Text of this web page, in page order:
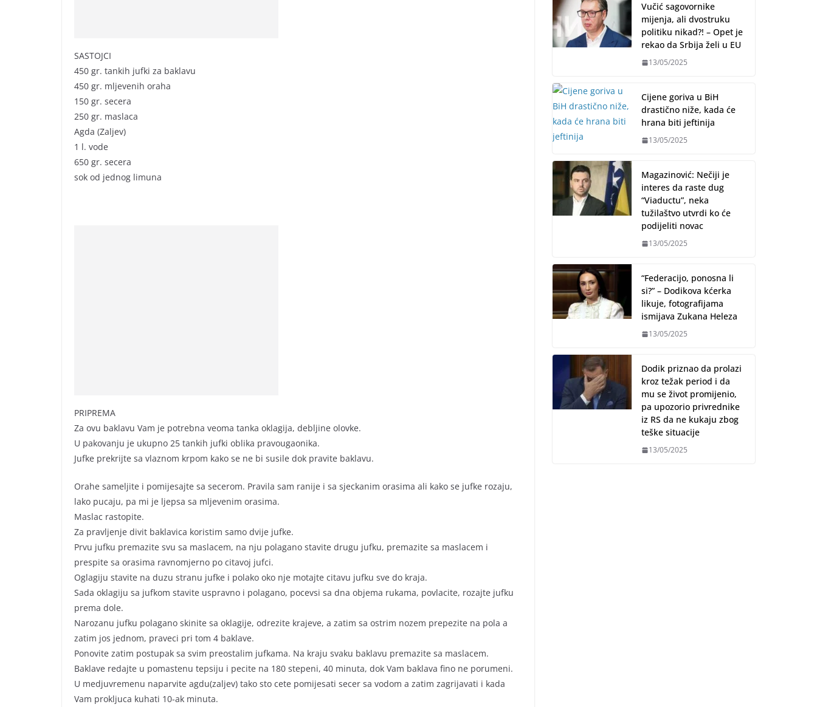
SASTOJCI
450 gr. tankih jufki za baklavu
450 gr. mljevenih oraha
150 gr. secera
250 gr. maslaca
Agda (Zaljev)
1 l. vode
650 gr. secera
sok od jednog limuna
PRIPREMA
Za ovu baklavu Vam je potrebna veoma tanka oklagija, debljine olovke.
U pakovanju je ukupno 25 tankih jufki oblika pravougaonika.
Jufke prekrijte sa vlaznom krpom kako se ne bi susile dok pravite baklavu.
Orahe sameljite i pomijesajte sa secerom. Pravila sam ranije i sa sjeckanim orasima ali kako se jufke rozaju,
lako pucaju, pa mi je ljepsa sa mljevenim orasima.
Maslac rastopite.
Za pravljenje divit baklavica koristim samo dvije jufke.
Prvu jufku premazite svu sa maslacem, na nju polagano stavite drugu jufku, premazite sa maslacem i
prespite sa orasima ravnomjerno po citavoj jufci.
Oglagiju stavite na duzu stranu jufke i polako oko nje motajte citavu jufku sve do kraja.
Sada oklagiju sa jufkom stavite uspravno i polagano, pocevsi sa dna objema rukama, povlacite, rozajte jufku
prema dole.
Narozanu jufku polagano skinite sa oklagije, odrezite krajeve, a zatim sa ostrim nozem prepezite na pola a
zatim jos jednom, praveci pri tom 4 baklave.
Ponovite zatim postupak sa svim preostalim jufkama. Na kraju svaku baklavu premazite sa maslacem.
Baklave redajte u pomastenu tepsiju i pecite na 180 stepeni, 40 minuta, dok Vam baklava fino ne porumeni.
U medjuvremenu naparvite agdu(zaljev) tako sto cete pomijesati secer sa vodom a zatim zagrijavati i kada
Vam prokljuca kuhati 10-ak minuta.
Vučić sagovornike
mijenja, ali dvostruku
politiku nikad?! – Opet je
rekao da Srbija želi u EU
13/05/2025
Cijene goriva u BiH
drastično niže, kada će
hrana biti jeftinija
13/05/2025
Magazinović: Nečiji je
interes da raste dug
“Viaductu”, neka
tužilaštvo utvrdi ko će
podijeliti novac
13/05/2025
“Federacijo, ponosna li
si?” – Dodikova kćerka
likuje, fotografijama
ismijava Zukana Heleza
13/05/2025
Dodik priznao da prolazi
kroz težak period i da
mu se život promijenio,
pa upozorio privrednike
iz RS da ne kukaju zbog
teške situacije
13/05/2025